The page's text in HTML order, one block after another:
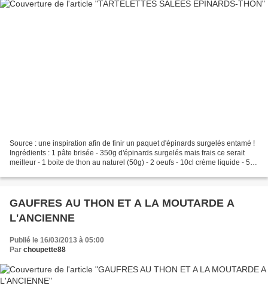
Source : une inspiration afin de finir un paquet d'épinards surgelés entamé !
Ingrédients : 1 pâte brisée - 350g d'épinards surgelés mais frais ce serait
meilleur - 1 boite de thon au naturel (50g) - 2 oeufs - 10cl crème liquide - 5cl
GAUFRES AU THON ET A LA MOUTARDE A
L'ANCIENNE
Publié le 16/03/2013 à 05:00
Par choupette88